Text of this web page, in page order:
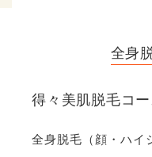
全身
得々美肌脱毛コー
全身脱⽑（顔・ハイ